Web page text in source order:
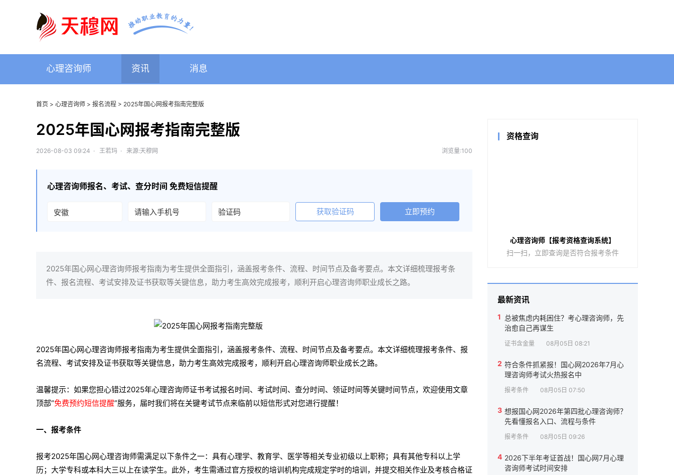
心理咨询师 资讯 消息
首页 > 心理咨询师 > 报名流程 > 2025年国心网报考指南完整版
2025年国心网报考指南完整版
2026-08-03 09:24 · 王若玛 · 来源:天穆网 浏览量:100
心理咨询师报名、考试、查分时间 免费短信提醒
获取验证码 立即预约
2025年国心网心理咨询师报考指南为考生提供全面指引，涵盖报考条件、流程、时间节点及备考要点。本文详细梳理报考条
件、报名流程、考试安排及证书获取等关键信息，助力考生高效完成报考，顺利开启心理咨询师职业成长之路。
2025年国心网心理咨询师报考指南为考生提供全面指引，涵盖报考条件、流程、时间节点及备考要点。本文详细梳理报考条件、报
名流程、考试安排及证书获取等关键信息，助力考生高效完成报考，顺利开启心理咨询师职业成长之路。
温馨提示：如果您担心错过2025年心理咨询师证书考试报名时间、考试时间、查分时间、领证时间等关键时间节点，欢迎使用文章
顶部“免费预约短信提醒”服务，届时我们将在关键考试节点来临前以短信形式对您进行提醒！
一、报考条件
报考2025年国心网心理咨询师需满足以下条件之一：具有心理学、教育学、医学等相关专业初级以上职称；具有其他专科以上学
历；大学专科或本科大三以上在读学生。此外，考生需通过官方授权的培训机构完成规定学时的培训，并提交相关作业及考核合格证
资格查询
心理咨询师【报考资格查询系统】
扫一扫，立即查询是否符合报考条件
最新资讯
1 总被焦虑内耗困住？考心理咨询师，先
治愈自己再谋生
证书含金量 08月05日 08:21
2 符合条件抓紧报！国心网2026年7月心
理咨询师考试火热报名中
报考条件 08月05日 07:50
3 想报国心网2026年第四批心理咨询师？
先看懂报名入口、流程与条件
报考条件 08月05日 09:26
4 2026下半年考证首战！国心网7月心理
咨询师考试时间安排